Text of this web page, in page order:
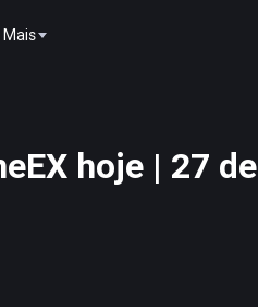
Mais
hoje | 27 de